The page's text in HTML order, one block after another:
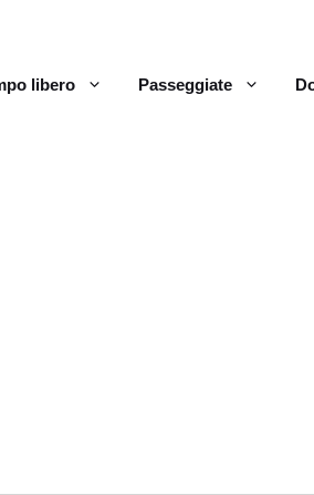
libero Passeggiate